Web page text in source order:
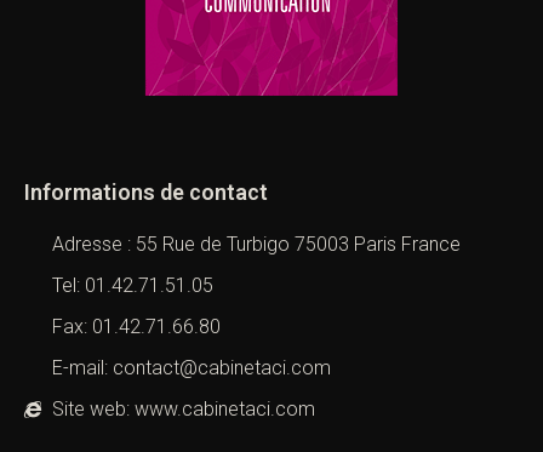
Informations de contact
Adresse : 55 Rue de Turbigo 75003 Paris France
Tel: 01.42.71.51.05
Fax: 01.42.71.66.80
E-mail: contact@cabinetaci.com
Site web: www.cabinetaci.com